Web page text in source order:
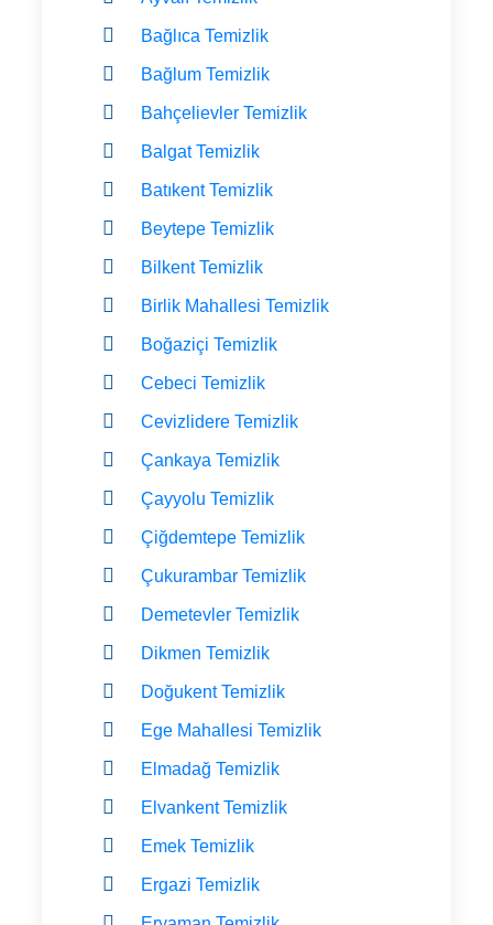
Bağlıca Temizlik
Bağlum Temizlik
Bahçelievler Temizlik
Balgat Temizlik
Batıkent Temizlik
Beytepe Temizlik
Bilkent Temizlik
Birlik Mahallesi Temizlik
Boğaziçi Temizlik
Cebeci Temizlik
Cevizlidere Temizlik
Çankaya Temizlik
Çayyolu Temizlik
Çiğdemtepe Temizlik
Çukurambar Temizlik
Demetevler Temizlik
Dikmen Temizlik
Doğukent Temizlik
Ege Mahallesi Temizlik
Elmadağ Temizlik
Elvankent Temizlik
Emek Temizlik
Ergazi Temizlik